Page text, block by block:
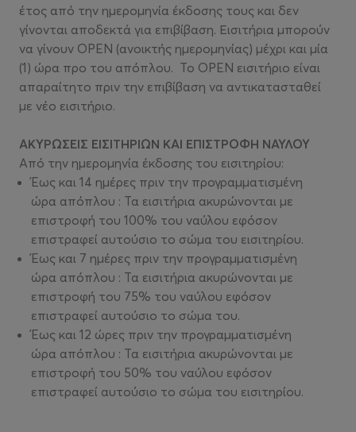
έτος από την ημερομηνία έκδοσης τους και δεν
γίνονται αποδεκτά για επιβίβαση. Εισιτήρια μπορούν
να γίνουν OPEN (ανοικτής ημερομηνίας) μέχρι και μία
(1) ώρα προ του απόπλου. Το OPEN εισιτήριο είναι
απαραίτητο πριν την επιβίβαση να αντικατασταθεί
με νέο εισιτήριο.
ΑΚΥΡΩΣΕΙΣ ΕΙΣΙΤΗΡΙΩΝ ΚΑΙ ΕΠΙΣΤΡΟΦΗ ΝΑΥΛΟΥ
Από την ημερομηνία έκδοσης του εισιτηρίου:
Έως και 14 ημέρες πριν την προγραμματισμένη
ώρα απόπλου : Τα εισιτήρια ακυρώνονται με
επιστροφή του 100% του ναύλου εφόσον
επιστραφεί αυτούσιο το σώμα του εισιτηρίου.
Έως και 7 ημέρες πριν την προγραμματισμένη
ώρα απόπλου : Τα εισιτήρια ακυρώνονται με
επιστροφή του 75% του ναύλου εφόσον
επιστραφεί αυτούσιο το σώμα του.
Έως και 12 ώρες πριν την προγραμματισμένη
ώρα απόπλου : Τα εισιτήρια ακυρώνονται με
επιστροφή του 50% του ναύλου εφόσον
επιστραφεί αυτούσιο το σώμα του εισιτηρίου.